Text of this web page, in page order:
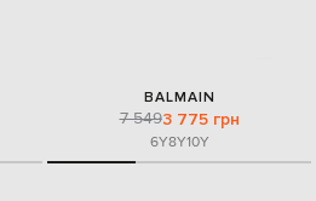
BALMAIN
7 5493 775 грн
6Y8Y10Y